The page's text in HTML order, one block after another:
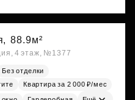
88.9м²
4 этаж, №1377
Без отделки
Квартира за 2 000 ₽/мес